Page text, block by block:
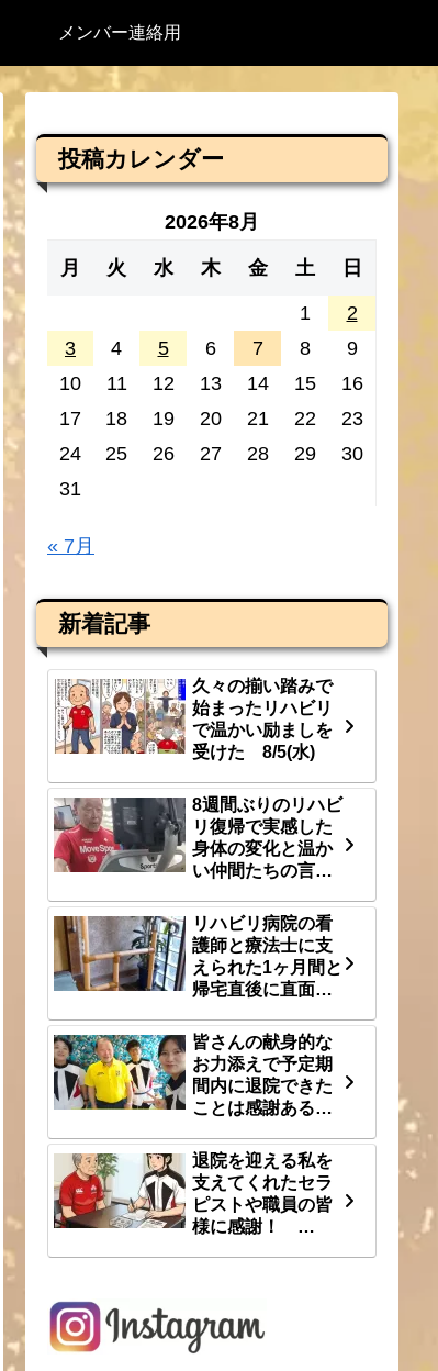
メンバー連絡用
投稿カレンダー
2026年8月
月 火 水 木 金 土 日
1
2
3
4 5 6 7 8
9
10
11 12 13 14 15
16
17
18 19 20 21 22
23
24
25 26 27 28 29
30
31
« 7月
新着記事
久々の揃い踏みで
始まったリハビリ
で温かい励ましを
受けた 8/5(水)
8週間ぶりのリハビ
リ復帰で実感した
身体の変化と温か
い仲間たちの言
リハビリ病院の看
護師と療法士に支
えられた1ヶ月間と
帰宅直後に直面し
な壁 8/1(土)
皆さんの献身的な
お力添えで予定期
間内に退院できた
ことは感謝あるの
退院を迎える私を
支えてくれたセラ
ピストや職員の皆
様に感謝！